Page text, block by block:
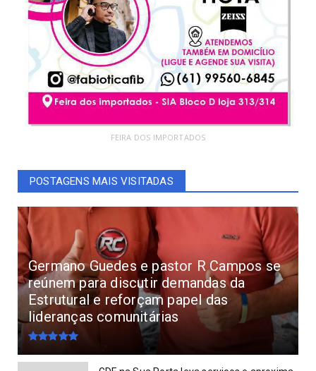
FEIRA DOS IMPORTADOS
POSTAGENS MAIS VISITADAS
Germano Guedes e pastor R Campos se
reúnem para discutir demandas da
Estrutural e reforçam papel das
lideranças comunitárias